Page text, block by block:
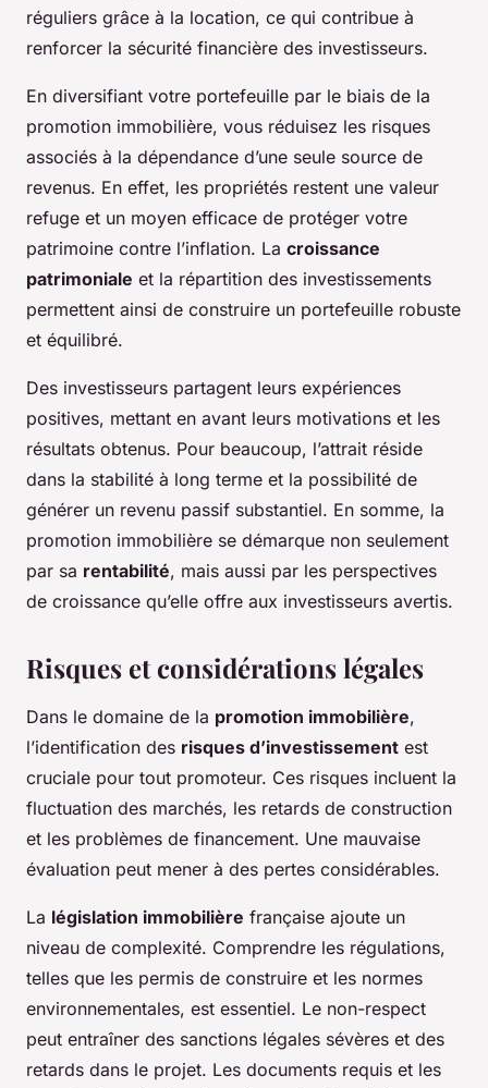
réguliers grâce à la location, ce qui contribue à
renforcer la sécurité financière des investisseurs.
En diversifiant votre portefeuille par le biais de la
promotion immobilière, vous réduisez les risques
associés à la dépendance d’une seule source de
revenus. En effet, les propriétés restent une valeur
refuge et un moyen efficace de protéger votre
patrimoine contre l’inflation. La croissance
patrimoniale et la répartition des investissements
permettent ainsi de construire un portefeuille robuste
et équilibré.
Des investisseurs partagent leurs expériences
positives, mettant en avant leurs motivations et les
résultats obtenus. Pour beaucoup, l’attrait réside
dans la stabilité à long terme et la possibilité de
générer un revenu passif substantiel. En somme, la
promotion immobilière se démarque non seulement
par sa rentabilité, mais aussi par les perspectives
de croissance qu’elle offre aux investisseurs avertis.
Risques et considérations légales
Dans le domaine de la promotion immobilière,
l’identification des risques d’investissement est
cruciale pour tout promoteur. Ces risques incluent la
fluctuation des marchés, les retards de construction
et les problèmes de financement. Une mauvaise
évaluation peut mener à des pertes considérables.
La législation immobilière française ajoute un
niveau de complexité. Comprendre les régulations,
telles que les permis de construire et les normes
environnementales, est essentiel. Le non-respect
peut entraîner des sanctions légales sévères et des
retards dans le projet. Les documents requis et les